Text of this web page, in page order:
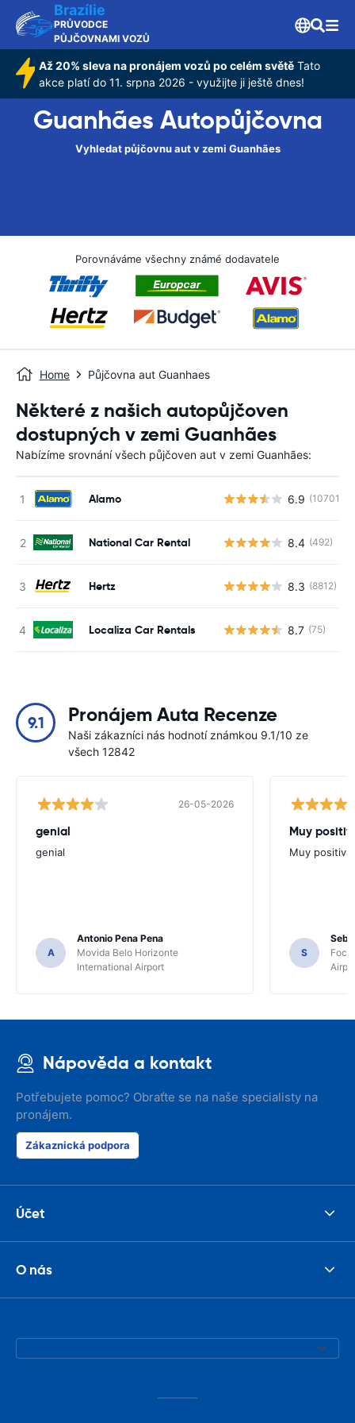
Brazílie
PRŮVODCE
PŮJČOVNAMI VOZŮ
Až 20% sleva na pronájem vozů po celém světě Tato
akce platí do 11. srpna 2026 - využijte ji ještě dnes!
Guanhães Autopůjčovna
Vyhledat půjčovnu aut v zemi Guanhães
Porovnáváme všechny známé dodavatele
Home Půjčovna aut Guanhaes
Některé z našich autopůjčoven
dostupných v zemi Guanhães
Nabízíme srovnání všech půjčoven aut v zemi Guanhães:
Alamo 6.9 (10701)
National Car Rental 8.4 (492)
Hertz 8.3 (8812)
Localiza Car Rentals 8.7 (75)
9.1 Pronájem Auta Recenze
Naši zákazníci nás hodnotí známkou 9.1/10 ze
všech 12842
26-05-2026
genial
genial
A
Antonio Pena Pena
Movida Belo Horizonte
International Airport
Muy
Muy positiva
S
Foco
Nápověda a kontakt
Potřebujete pomoc? Obraťte se na naše specialisty na
pronájem.
Zákaznická podpora
Účet
O nás